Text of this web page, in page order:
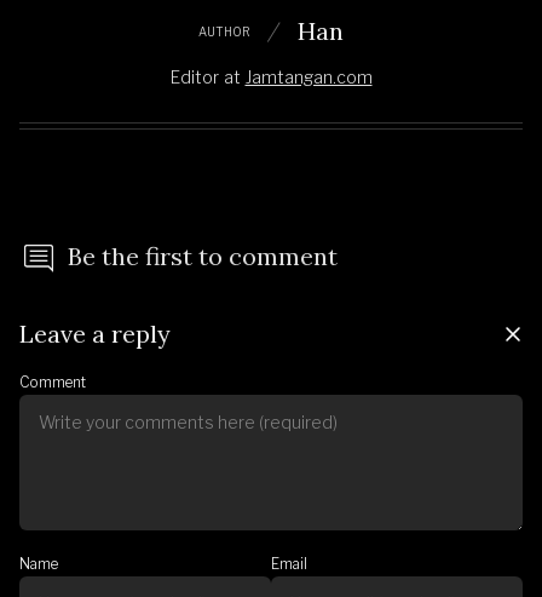
AUTHOR Han
Editor at Jamtangan.com
Be the first to comment
Leave a reply
Comment
Name Email